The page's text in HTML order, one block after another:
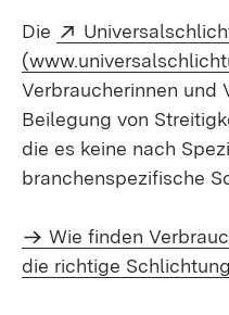
Die Extern:
Verbraucherinnen und
Beilegung von
die es keine nach
branchenspezifische
Wie finden
die richtige